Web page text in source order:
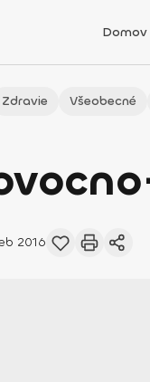
Domov
Zdravie Všeobecné
2016